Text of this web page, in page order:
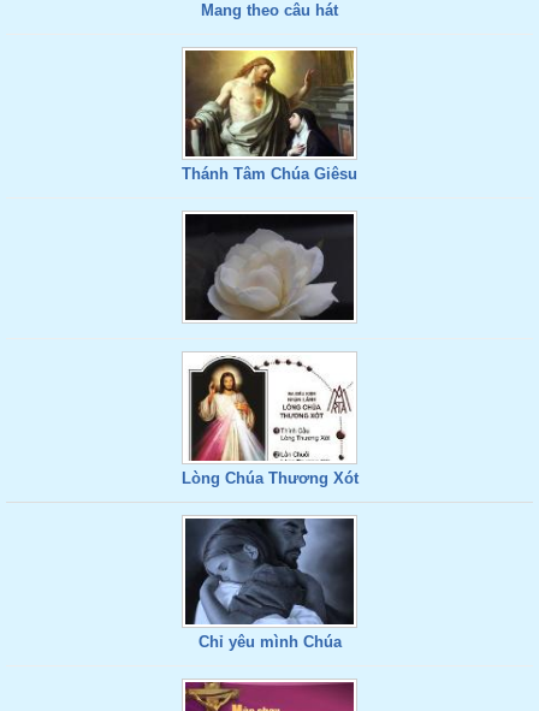
Mang theo câu hát
Thánh Tâm Chúa Giêsu
Lòng Chúa Thương Xót
Chỉ yêu mình Chúa